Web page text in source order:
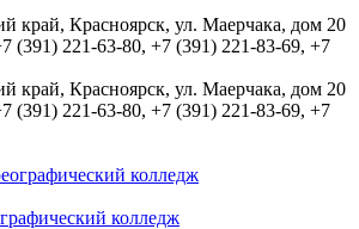
край, Красноярск, ул. Маерчака, дом 20
(391) 221-63-80, +7 (391) 221-83-69, +7
край, Красноярск, ул. Маерчака, дом 20
(391) 221-63-80, +7 (391) 221-83-69, +7
колледж